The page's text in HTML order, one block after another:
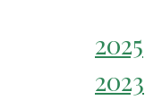
2025
2023